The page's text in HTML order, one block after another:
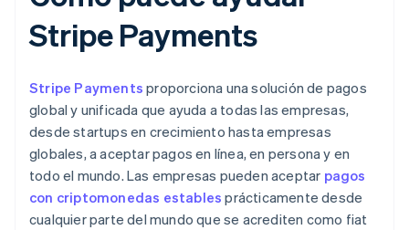
Stripe Payments
Stripe Payments proporciona una solución de pagos
global y unificada que ayuda a todas las empresas,
desde startups en crecimiento hasta empresas
globales, a aceptar pagos en línea, en persona y en
todo el mundo. Las empresas pueden aceptar pagos
con criptomonedas estables prácticamente desde
cualquier parte del mundo que se acrediten como fiat